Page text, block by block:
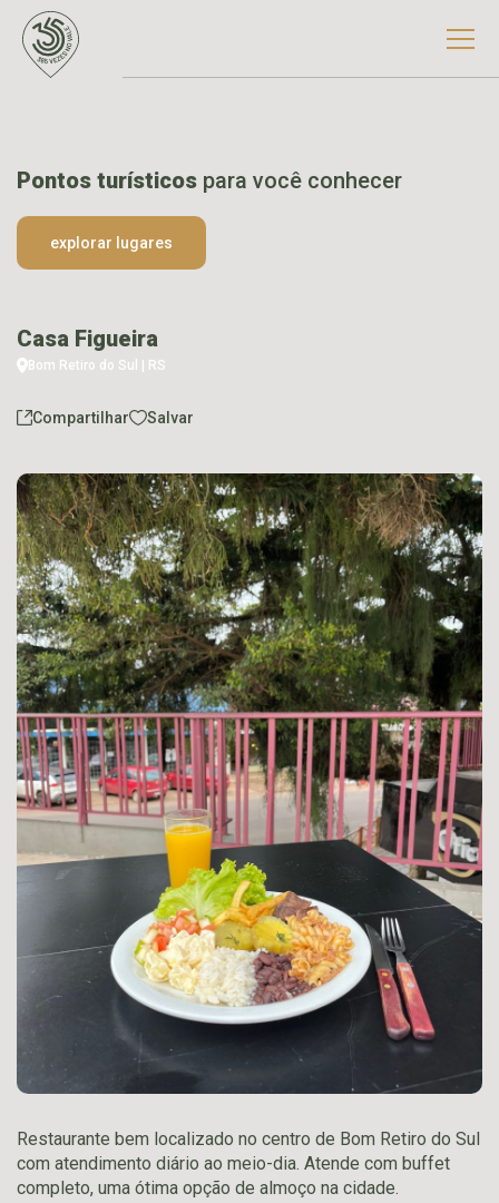
Pontos turísticos para você conhecer
explorar lugares
Casa Figueira
Bom Retiro do Sul | RS
Compartilhar Salvar
Restaurante bem localizado no centro de Bom Retiro do Sul
com atendimento diário ao meio-dia. Atende com buffet
completo, uma ótima opção de almoço na cidade.